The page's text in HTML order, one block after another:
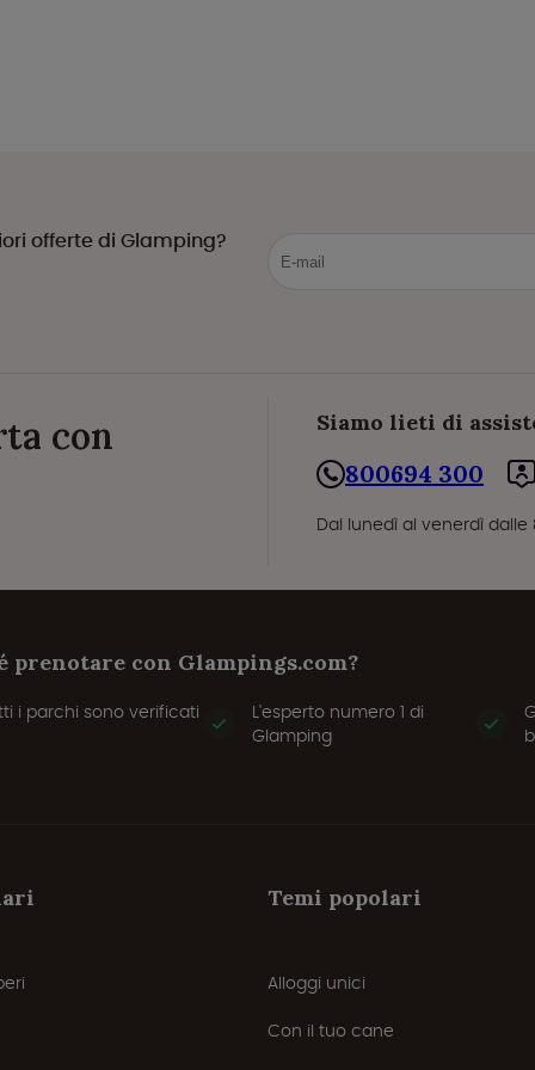
offerte di Glamping?
con Siamo lieti di
800694 300
Dal lunedì al venerdì dalle
prenotare con Glampings.com?
i parchi sono verificati
L'esperto numero 1 di
Glamping
Temi popolari
Alloggi unici
Con il tuo cane